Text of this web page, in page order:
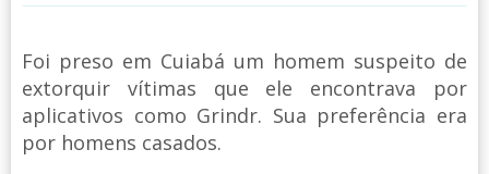
Foi preso em Cuiabá um homem suspeito de
extorquir vítimas que ele encontrava por
aplicativos como Grindr. Sua preferência era
por homens casados.